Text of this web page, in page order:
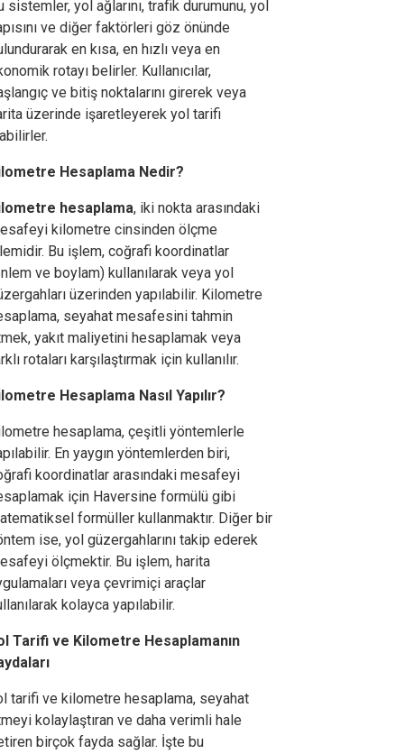
sistemler, yol ağlarını, trafik durumunu, yol
ve diğer faktörleri göz önünde
en kısa, en hızlı veya en
rotayı belirler. Kullanıcılar,
ve bitiş noktalarını girerek veya
üzerinde işaretleyerek yol tarifi
Hesaplama Nedir?
hesaplama, iki nokta arasındaki
kilometre cinsinden ölçme
Bu işlem, coğrafi koordinatlar
ve boylam) kullanılarak veya yol
üzerinden yapılabilir. Kilometre
seyahat mesafesini tahmin
yakıt maliyetini hesaplamak veya
rotaları karşılaştırmak için kullanılır.
Hesaplama Nasıl Yapılır?
hesaplama, çeşitli yöntemlerle
En yaygın yöntemlerden biri,
koordinatlar arasındaki mesafeyi
için Haversine formülü gibi
formüller kullanmaktır. Diğer bir
ise, yol güzergahlarını takip ederek
ölçmektir. Bu işlem, harita
veya çevrimiçi araçlar
kolayca yapılabilir.
Tarifi ve Kilometre Hesaplamanın
tarifi ve kilometre hesaplama, seyahat
kolaylaştıran ve daha verimli hale
birçok fayda sağlar. İşte bu